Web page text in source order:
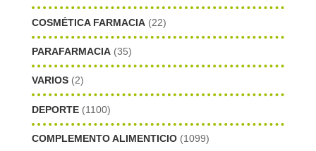
COSMÉTICA FARMACIA (22)
PARAFARMACIA (35)
VARIOS (2)
DEPORTE (1100)
COMPLEMENTO ALIMENTICIO (1099)